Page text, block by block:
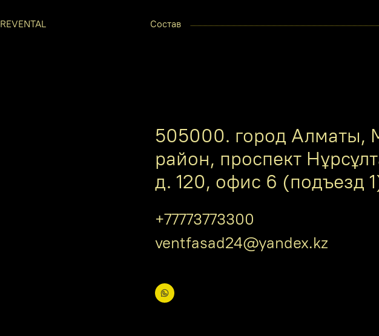
REVENTAL Состав
505000. город Алматы,
район, проспект
д. 120, офис 6 (подъезд
+77773773300
ventfasad24@yandex.kz